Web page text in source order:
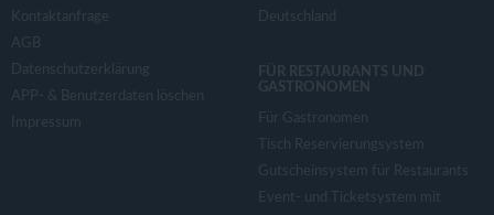
Kontaktanfrage
AGB
Datenschutzerklärung
APP- & Benutzerdaten löschen
Impressum
Deutschland
FÜR RESTAURANTS UND
GASTRONOMEN
Für Gastronomen
Tisch Reservierungsystem
Gutscheinsystem für Restaurants
Event- und Ticketsystem mit
i
o
n